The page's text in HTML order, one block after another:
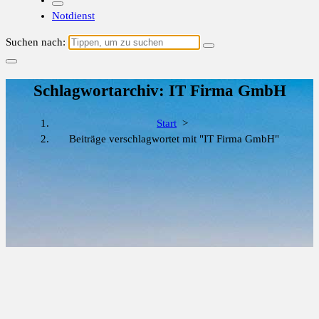
Notdienst
Suchen nach:
Schlagwortarchiv: IT Firma GmbH
Start >
Beiträge verschlagwortet mit "IT Firma GmbH"